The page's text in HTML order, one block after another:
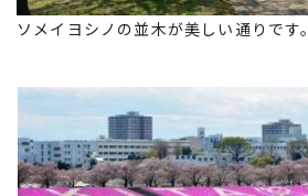
ソメイヨシノの並木が美しい通りです。